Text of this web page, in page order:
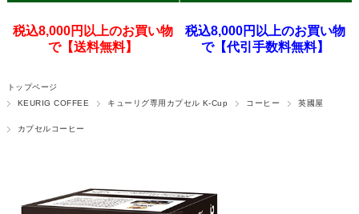
税込8,000円以上のお買い物
で【送料無料】
税込8,000円以上のお買い物
で【代引手数料無料】
トップページ
KEURIG COFFEE
キューリグ専用カプセル K-Cup コーヒー 英國屋
カプセルコーヒー